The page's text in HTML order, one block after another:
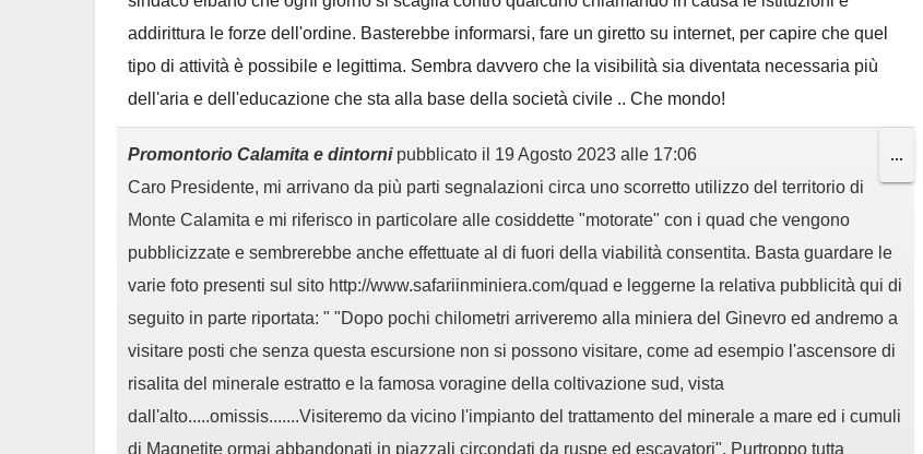
addirittura le forze dell'ordine. Basterebbe informarsi, fare un giretto su internet, per capire che quel
tipo di attività è possibile e legittima. Sembra davvero che la visibilità sia diventata necessaria più
dell'aria e dell'educazione che sta alla base della società civile .. Che mondo!
Promontorio Calamita e dintorni pubblicato il 19 Agosto 2023 alle 17:06
Caro Presidente, mi arrivano da più parti segnalazioni circa uno scorretto utilizzo del territorio di
Monte Calamita e mi riferisco in particolare alle cosiddette "motorate" con i quad che vengono
pubblicizzate e sembrerebbe anche effettuate al di fuori della viabilità consentita. Basta guardare le
varie foto presenti sul sito http://www.safariinminiera.com/quad e leggerne la relativa pubblicità qui di
seguito in parte riportata: " "Dopo pochi chilometri arriveremo alla miniera del Ginevro ed andremo a
visitare posti che senza questa escursione non si possono visitare, come ad esempio l'ascensore di
risalita del minerale estratto e la famosa voragine della coltivazione sud, vista
dall'alto.....omissis.......Visiteremo da vicino l'impianto del trattamento del minerale a mare ed i cumuli
di Magnetite ormai abbandonati in piazzali circondati da ruspe ed escavatori". Purtroppo tutta
...
this